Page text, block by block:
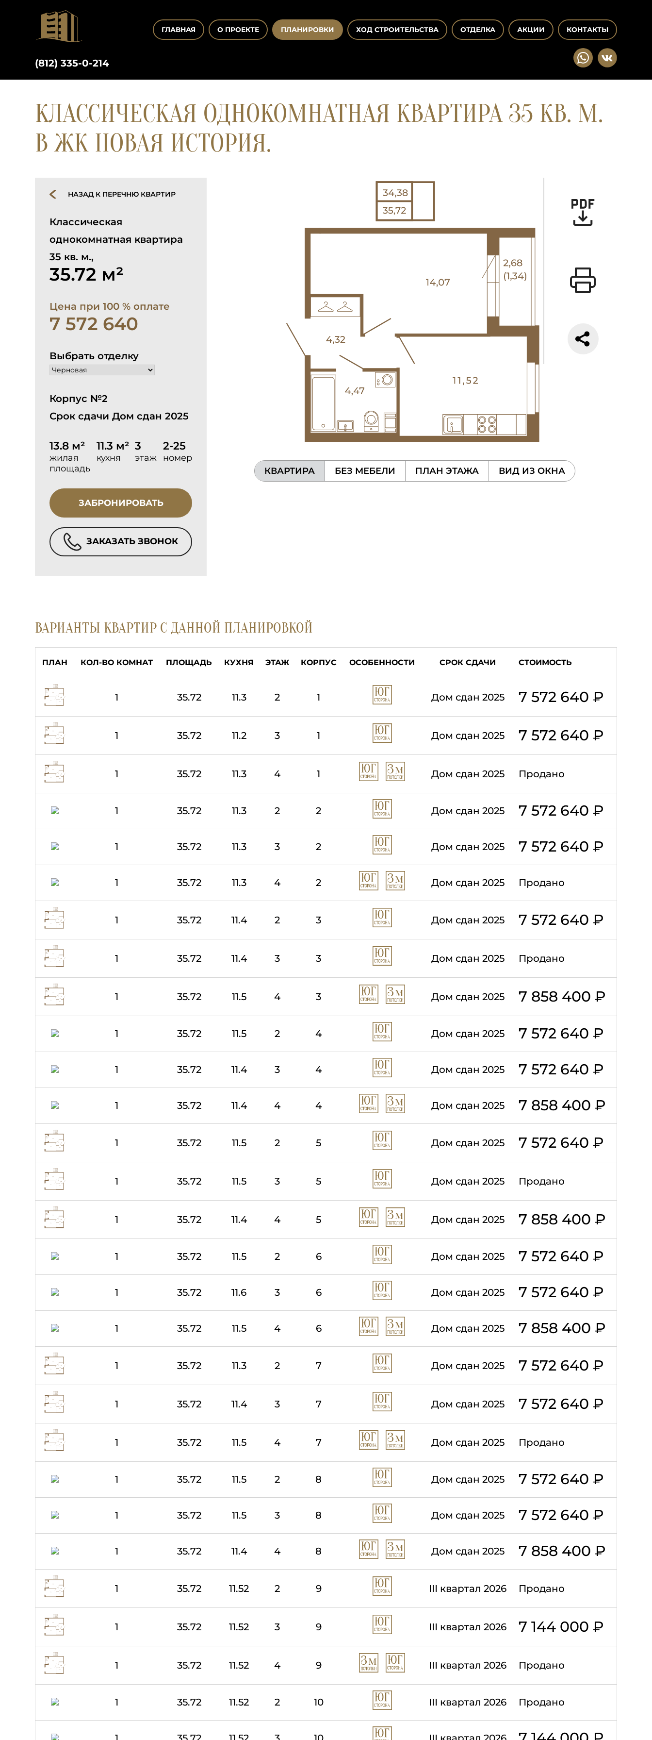
ГЛАВНАЯ О ПРОЕКТЕ ПЛАНИРОВКИ ХОД СТРОИТЕЛЬСТВА ОТДЕЛКА АКЦИИ КОНТАКТЫ
(812) 335-0-214
КЛАССИЧЕСКАЯ ОДНОКОМНАТНАЯ КВАРТИРА 35 КВ. М.
В ЖК НОВАЯ ИСТОРИЯ.
НАЗАД К ПЕРЕЧНЮ КВАРТИР
Классическая
однокомнатная квартира
35 кв. м.,
35.72 м²
Цена при 100 % оплате
7 572 640
Выбрать отделку
Корпус №2
Срок сдачи Дом сдан 2025
13.8 м²
жилая
площадь
11.3 м²
кухня
3
этаж
2-25
номер
ЗАБРОНИРОВАТЬ
ЗАКАЗАТЬ ЗВОНОК
КВАРТИРА БЕЗ МЕБЕЛИ ПЛАН ЭТАЖА ВИД ИЗ ОКНА
ВАРИАНТЫ КВАРТИР С ДАННОЙ ПЛАНИРОВКОЙ
ПЛАН КОЛ-ВО КОМНАТ ПЛОЩАДЬ КУХНЯ ЭТАЖ КОРПУС ОСОБЕННОСТИ СРОК СДАЧИ СТОИМОСТЬ
1 35.72 11.3 2 1 Дом сдан 2025 7 572 640 ₽
1 35.72 11.2 3 1 Дом сдан 2025 7 572 640 ₽
1 35.72 11.3 4 1 Дом сдан 2025 Продано
1 35.72 11.3 2 2 Дом сдан 2025 7 572 640 ₽
1 35.72 11.3 3 2 Дом сдан 2025 7 572 640 ₽
1 35.72 11.3 4 2 Дом сдан 2025 Продано
1 35.72 11.4 2 3 Дом сдан 2025 7 572 640 ₽
1 35.72 11.4 3 3 Дом сдан 2025 Продано
1 35.72 11.5 4 3 Дом сдан 2025 7 858 400 ₽
1 35.72 11.5 2 4 Дом сдан 2025 7 572 640 ₽
1 35.72 11.4 3 4 Дом сдан 2025 7 572 640 ₽
1 35.72 11.4 4 4 Дом сдан 2025 7 858 400 ₽
1 35.72 11.5 2 5 Дом сдан 2025 7 572 640 ₽
1 35.72 11.5 3 5 Дом сдан 2025 Продано
1 35.72 11.4 4 5 Дом сдан 2025 7 858 400 ₽
1 35.72 11.5 2 6 Дом сдан 2025 7 572 640 ₽
1 35.72 11.6 3 6 Дом сдан 2025 7 572 640 ₽
1 35.72 11.5 4 6 Дом сдан 2025 7 858 400 ₽
1 35.72 11.3 2 7 Дом сдан 2025 7 572 640 ₽
1 35.72 11.4 3 7 Дом сдан 2025 7 572 640 ₽
1 35.72 11.5 4 7 Дом сдан 2025 Продано
1 35.72 11.5 2 8 Дом сдан 2025 7 572 640 ₽
1 35.72 11.5 3 8 Дом сдан 2025 7 572 640 ₽
1 35.72 11.4 4 8 Дом сдан 2025 7 858 400 ₽
1 35.72 11.52 2 9 III квартал 2026 Продано
1 35.72 11.52 3 9 III квартал 2026 7 144 000 ₽
1 35.72 11.52 4 9 III квартал 2026 Продано
1 35.72 11.52 2 10 III квартал 2026 Продано